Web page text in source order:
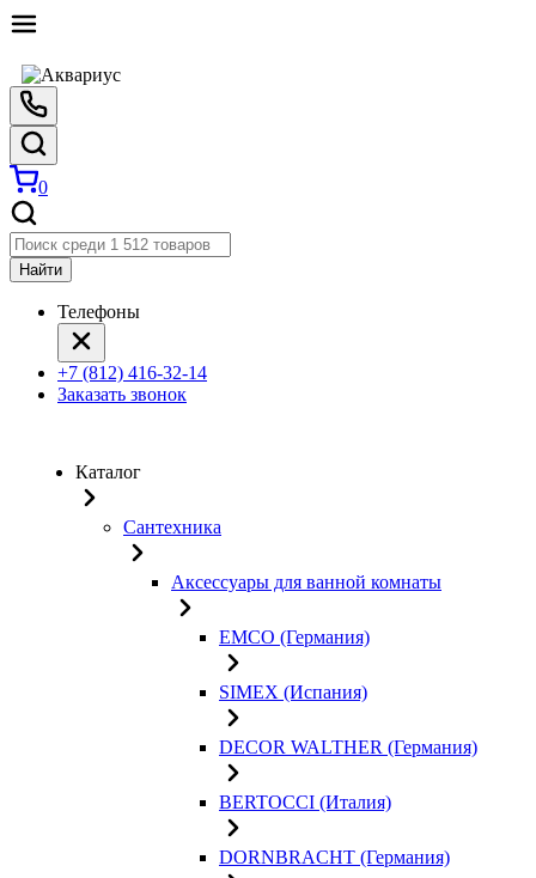
0
Найти
Телефоны
+7 (812) 416-32-14
Заказать звонок
Каталог
Сантехника
Аксессуары для ванной комнаты
EMCO (Германия)
SIMEX (Испания)
DECOR WALTHER (Германия)
BERTOCCI (Италия)
DORNBRACHT (Германия)